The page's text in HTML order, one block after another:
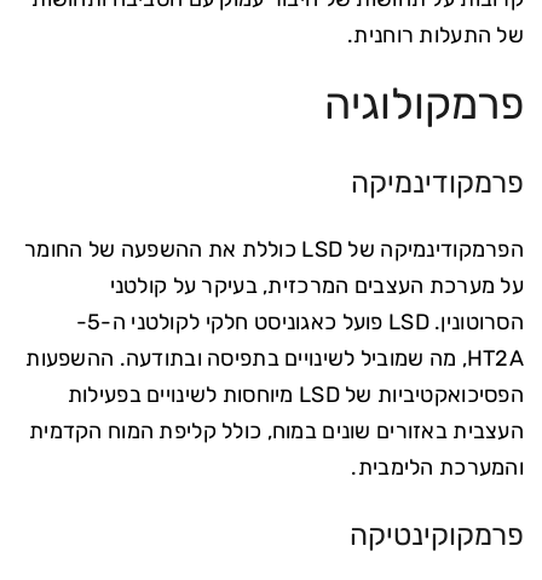
של התעלות רוחנית.
פרמקולוגיה
פרמקודינמיקה
הפרמקודינמיקה של LSD כוללת את ההשפעה של החומר
על מערכת העצבים המרכזית, בעיקר על קולטני
הסרוטונין. LSD פועל כאגוניסט חלקי לקולטני ה-5-
HT2A, מה שמוביל לשינויים בתפיסה ובתודעה. ההשפעות
הפסיכואקטיביות של LSD מיוחסות לשינויים בפעילות
העצבית באזורים שונים במוח, כולל קליפת המוח הקדמית
והמערכת הלימבית.
פרמקוקינטיקה